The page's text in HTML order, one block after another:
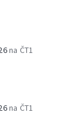
na ČT1
na ČT1